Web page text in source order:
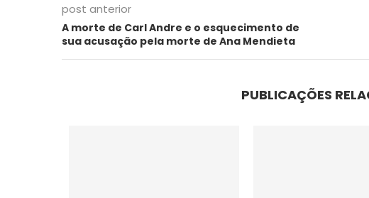
post anterior
A morte de Carl Andre e o esquecimento de
sua acusação pela morte de Ana Mendieta
PUBLICAÇÕES